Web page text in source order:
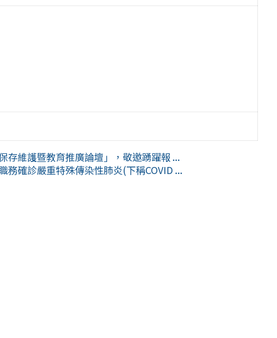
存維護暨教育推廣論壇」，敬邀踴躍報 ...
務確診嚴重特殊傳染性肺炎(下稱COVID ...